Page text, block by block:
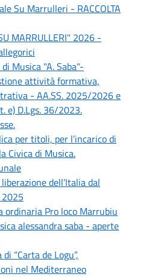
Su Marrulleri - RACCOLTA
MARRULLERI" 2026 -
Musica "A. Saba"-
attività formativa,
- AA.SS. 2025/2026 e
D.Lgs. 36/2023.
per titoli, per l’incarico di
Civica di Musica.
dell’Italia dal
ordinaria Pro loco Marrubiu
alessandra saba - aperte
“Carta de Logu”,
nel Mediterraneo